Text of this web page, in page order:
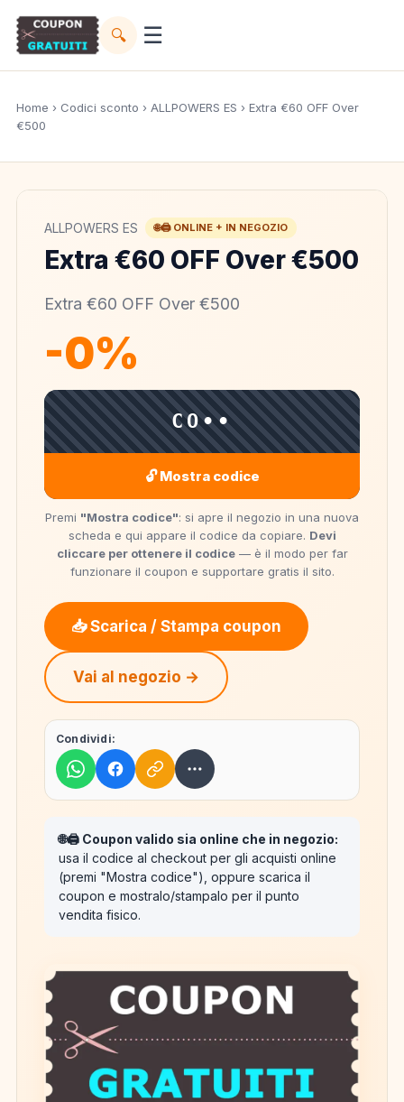
🔍 ☰
Home › Codici sconto › ALLPOWERS ES › Extra €60 OFF Over
€500
ALLPOWERS ES 🌐🖨️ ONLINE + IN NEGOZIO
Extra €60 OFF Over €500
Extra €60 OFF Over €500
-0%
CO••
🔓 Mostra codice
Premi "Mostra codice": si apre il negozio in una nuova
scheda e qui appare il codice da copiare. Devi
cliccare per ottenere il codice— è il modo per far
funzionare il coupon e supportare gratis il sito.
📥 Scarica / Stampa coupon
Vai al negozio →
Condividi:
🌐🖨️ Coupon valido sia online che in negozio:
usa il codice al checkout per gli acquisti online
(premi "Mostra codice"), oppure scarica il
coupon e mostralo/stampalo per il punto
vendita fisico.